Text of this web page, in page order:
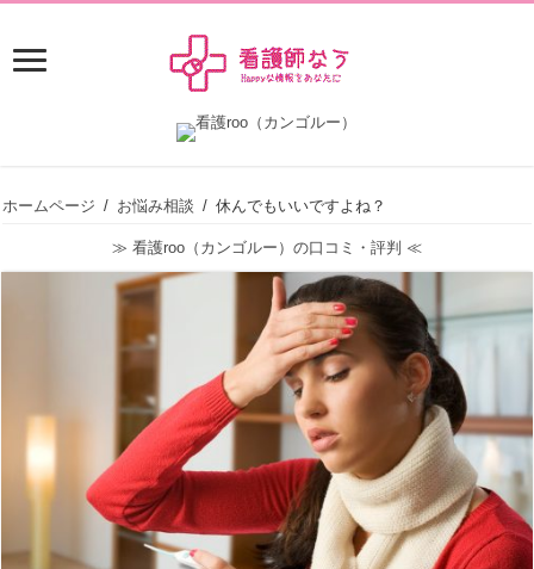
ホームページ / お悩み相談 / 休んでもいいですよね？
≫ 看護roo（カンゴルー）の口コミ・評判 ≪